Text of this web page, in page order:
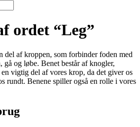
ordet “Leg”
del af kroppen, som forbinder foden med
gå og løbe. Benet består af knogler,
vigtig del af vores krop, da det giver os
rundt. Benene spiller også en rolle i vores